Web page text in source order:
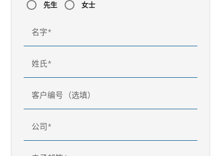
先生 女士
名字
姓氏
客户编号（选填）
公司